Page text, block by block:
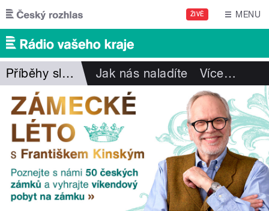
Přejít k hlavnímu obsahu
ŽIVĚ MENU
Příběhy slavných značek Jak nás naladíte Více…